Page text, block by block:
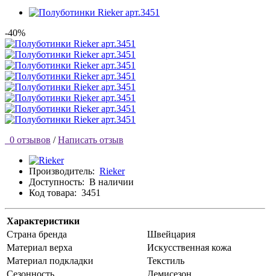
-40%
0 отзывов / Написать отзыв
Производитель: Rieker
Доступность: В наличии
Код товара: 3451
Характеристики
Страна бренда
Швейцария
Материал верха
Искусственная кожа
Материал подкладки
Текстиль
Сезонность
Демисезон